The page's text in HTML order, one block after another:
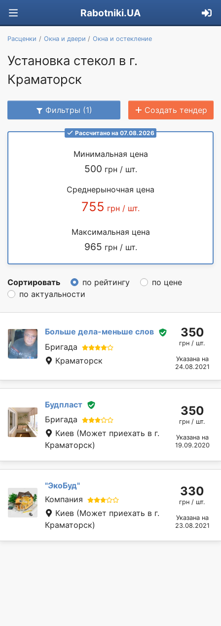
Rabotniki.UA
Расценки Окна и двери Окна и остекление
Установка стекол в г.
Краматорск
Фильтры (1) Создать тендер
Рассчитано на 07.08.2026
Минимальная цена
500 грн / шт.
Среднерыночная цена
755 грн / шт.
Максимальная цена
965 грн / шт.
Сортировать по рейтингу
по цене
по актуальности
Больше дела-меньше слов
Бригада
Краматорск
350
грн / шт.
Указана на
24.08.2021
Будпласт
Бригада
Киев (Может приехать в г.
Краматорск)
350
грн / шт.
Указана на
19.09.2020
"ЭкоБуд"
Компания
Киев (Может приехать в г.
Краматорск)
330
грн / шт.
Указана на
23.08.2021